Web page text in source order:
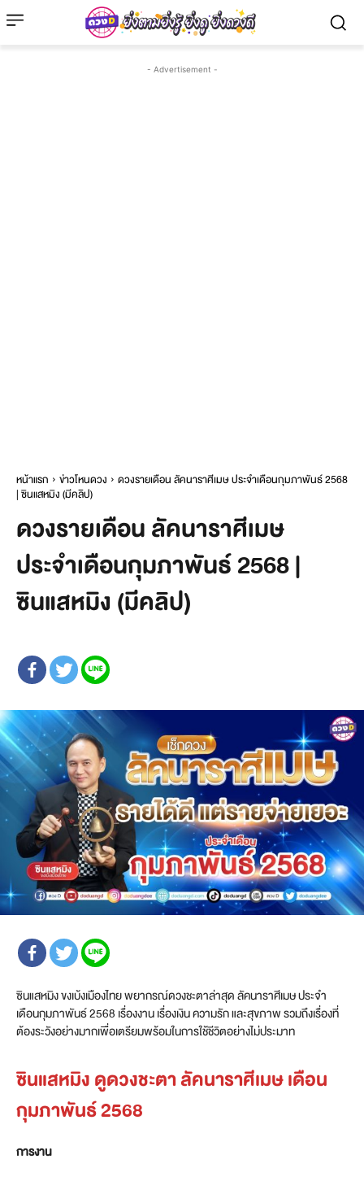
- Advertisement -
หน้าแรก ข่าวโหนดวง
ดวงรายเดือน ลัคนาราศีเมษ ประจำเดือนกุมภาพันธ์ 2568
| ซินแสหมิง (มีคลิป)
ดวงรายเดือน ลัคนาราศีเมษ
ประจำเดือนกุมภาพันธ์ 2568 |
ซินแสหมิง (มีคลิป)
ซินแสหมิง ขงเบ้งเมืองไทย พยากรณ์ดวงชะตาล่าสุด ลัคนาราศีเมษ ประจำ
เดือนกุมภาพันธ์ 2568 เรื่องงาน เรื่องเงิน ความรัก และสุขภาพ รวมถึงเรื่องที่
ต้องระวังอย่างมากเพื่อเตรียมพร้อมในการใช้ชีวิตอย่างไม่ประมาท
ซินแสหมิง ดูดวงชะตา ลัคนาราศีเมษ เดือน
กุมภาพันธ์ 2568
การงาน